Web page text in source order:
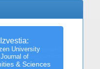
Izvestia:
University
Journal of
& Sciences